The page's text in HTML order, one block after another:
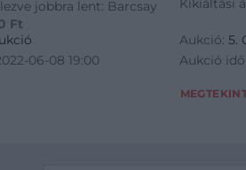
jobbra lent: Barcsay
Ft
06-08 19:00
Kikiáltási
Aukció: 5.
Aukció